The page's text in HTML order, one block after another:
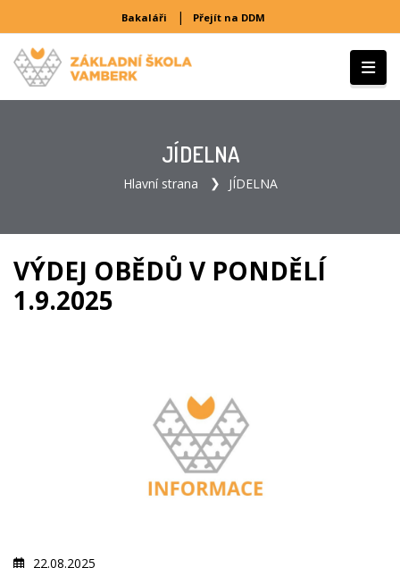
Bakaláři | Přejít na DDM
JÍDELNA
Hlavní strana JÍDELNA
VÝDEJ OBĚDŮ V PONDĚLÍ
1.9.2025
22.08.2025